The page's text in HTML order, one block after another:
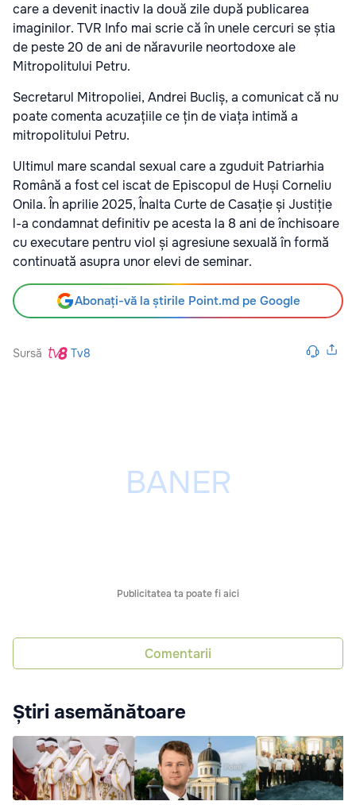
care a devenit inactiv la două zile după publicarea
imaginilor. TVR Info mai scrie că în unele cercuri se știa
de peste 20 de ani de năravurile neortodoxe ale
Mitropolitului Petru.
Secretarul Mitropoliei, Andrei Bucliș, a comunicat că nu
poate comenta acuzațiile ce țin de viața intimă a
mitropolitului Petru.
Ultimul mare scandal sexual care a zguduit Patriarhia
Română a fost cel iscat de Episcopul de Huși Corneliu
Onila. În aprilie 2025, Înalta Curte de Casație și Justiție
l-a condamnat definitiv pe acesta la 8 ani de închisoare
cu executare pentru viol și agresiune sexuală în formă
continuată asupra unor elevi de seminar.
Abonați-vă la știrile Point.md pe Google
Sursă Tv8
Publicitatea ta poate fi aici
Comentarii
Știri asemănătoare